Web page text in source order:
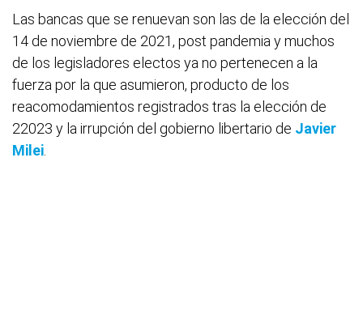
Las bancas que se renuevan son las de la elección del
14 de noviembre de 2021, post pandemia y muchos
de los legisladores electos ya no pertenecen a la
fuerza por la que asumieron, producto de los
reacomodamientos registrados tras la elección de
22023 y la irrupción del gobierno libertario de Javier
Milei